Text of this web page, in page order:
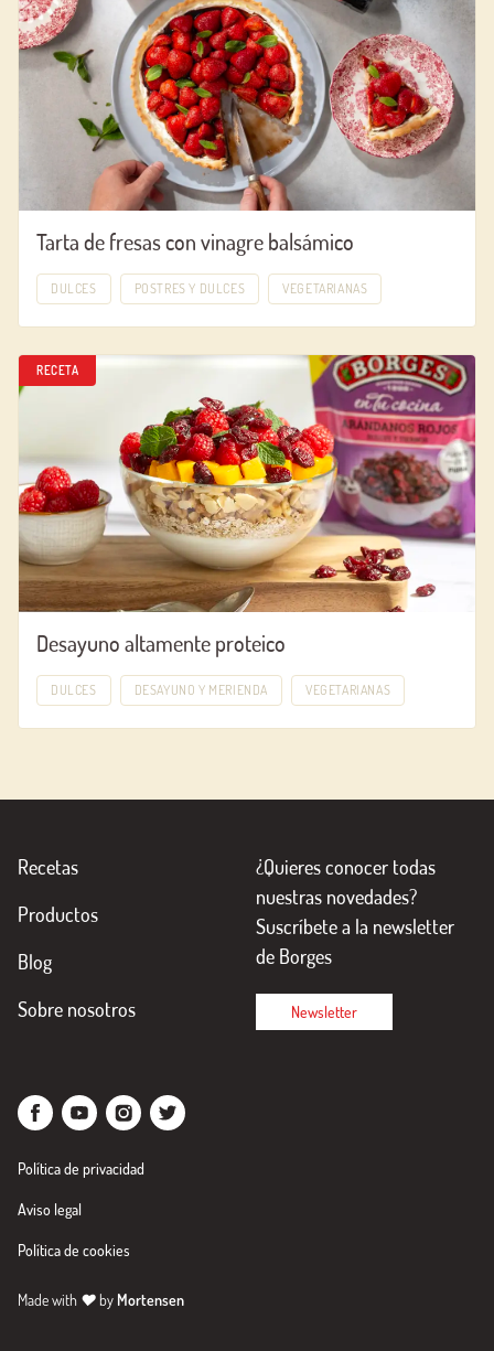
Tarta de fresas con vinagre balsámico
DULCES POSTRES Y DULCES VEGETARIANAS
RECETA
Desayuno altamente proteico
DULCES DESAYUNO Y MERIENDA VEGETARIANAS
Recetas
Productos
Blog
Sobre nosotros
¿Quieres conocer todas
nuestras novedades?
Suscríbete a la newsletter
de Borges
Newsletter
Política de privacidad
Aviso legal
Política de cookies
Made with ♥by Mortensen